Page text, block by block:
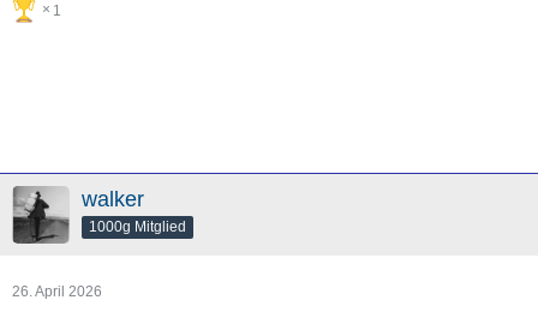
1
walker
1000g Mitglied
26. April 2026